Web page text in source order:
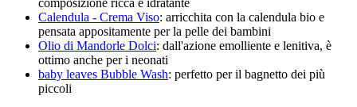
composizione ricca e idratante
Calendula - Crema Viso: arricchita con la calendula bio e
pensata appositamente per la pelle dei bambini
Olio di Mandorle Dolci: dall'azione emolliente e lenitiva, è
ottimo anche per i neonati
baby leaves Bubble Wash: perfetto per il bagnetto dei più
piccoli